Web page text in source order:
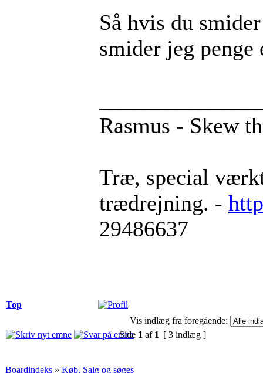
Så hvis du
smider jeg penge
Rasmus - Skew
Træ, special
trædrejning. -
29486637
Top
Vis indlæg fra foregående:
Side 1 af 1 [ 3 indlæg ]
Boardindeks » Køb, Salg og søges